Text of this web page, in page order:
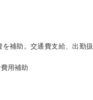
補助。交通費支給、出勤扱
用補助